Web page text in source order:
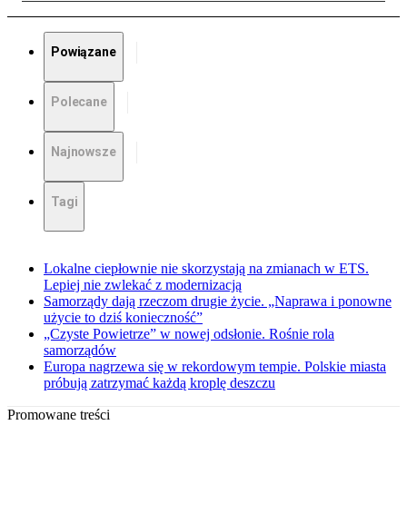
Powiązane
Polecane
Najnowsze
Tagi
Lokalne ciepłownie nie skorzystają na zmianach w ETS.
Lepiej nie zwlekać z modernizacją
Samorządy dają rzeczom drugie życie. „Naprawa i ponowne
użycie to dziś konieczność”
„Czyste Powietrze” w nowej odsłonie. Rośnie rola
samorządów
Europa nagrzewa się w rekordowym tempie. Polskie miasta
próbują zatrzymać każdą kroplę deszczu
Promowane treści